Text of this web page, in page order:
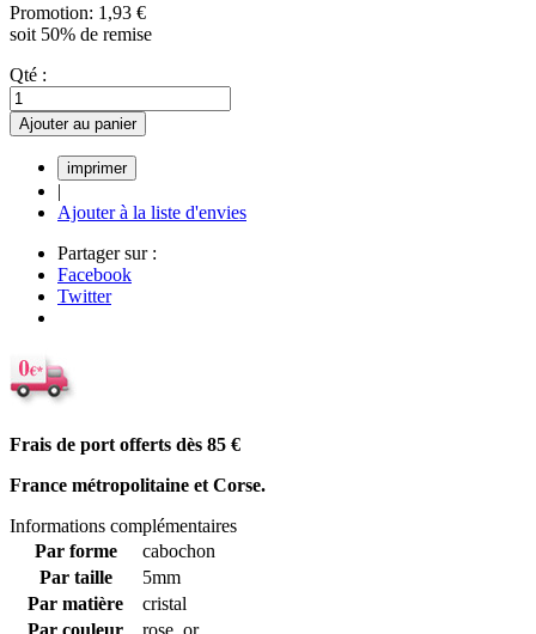
Promotion: 1,93 €
soit 50% de remise
Qté :
Ajouter au panier
|
Ajouter à la liste d'envies
Partager sur :
Facebook
Twitter
Frais de port offerts dès 85 €
France métropolitaine et Corse.
Informations complémentaires
Par forme
cabochon
Par taille
5mm
Par matière
cristal
Par couleur
rose, or